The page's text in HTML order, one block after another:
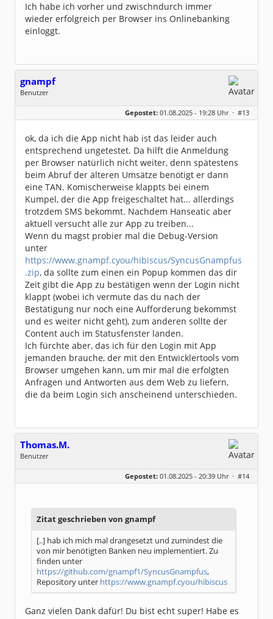
Ich habe ich vorher und zwischndurch immer
wieder erfolgreich per Browser ins Onlinebanking
einloggt.
gnampf
Benutzer
Geschlecht:
keine Angabe
Dabei seit:
07 / 2025
Gepostet: 01.08.2025 - 19:28 Uhr · #13
ok, da ich die App nicht hab ist das leider auch
entsprechend ungetestet. Da hilft die Anmeldung
per Browser natürlich nicht weiter, denn spätestens
beim Abruf der älteren Umsätze benötigt er dann
eine TAN. Komischerweise klappts bei einem
Kumpel, der die App freigeschaltet hat... allerdings
trotzdem SMS bekommt. Nachdem Hanseatic aber
aktuell versucht alle zur App zu treiben...
Wenn du magst probier mal die Debug-Version
unter
https://www.gnampf.cyou/hibiscus/SyncusGnampfus
.zip, da sollte zum einen ein Popup kommen das dir
Zeit gibt die App zu bestätigen wenn der Login nicht
klappt (wobei ich vermute das du nach der
Bestätigung nur noch eine Aufforderung bekommst
und es weiter nicht geht), zum anderen sollte der
Content auch im Statusfenster landen.
Ich fürchte aber, das ich für den Login mit App
jemanden brauche, der mit den Entwicklertools vom
Browser umgehen kann, um mir mal die erfolgten
Anfragen und Antworten aus dem Web zu liefern,
die da beim Login sich anscheinend unterschieden.
Thomas.M.
Benutzer
Dabei seit:
08 / 2022
Gepostet: 01.08.2025 - 20:39 Uhr · #14
Zitat geschrieben von gnampf
[..] hab ich mich mal drangesetzt und zumindest die
von mir benötigten Banken neu implementiert. Zu
finden unter
https://github.com/gnampf1/SyncusGnampfus,
Repository unter https://www.gnampf.cyou/hibiscus
Ganz vielen Dank dafür! Du bist echt super! Habe es